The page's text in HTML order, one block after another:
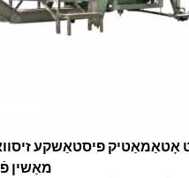
אָטאַמאַטיק פיסטאַשקע
מאַשין